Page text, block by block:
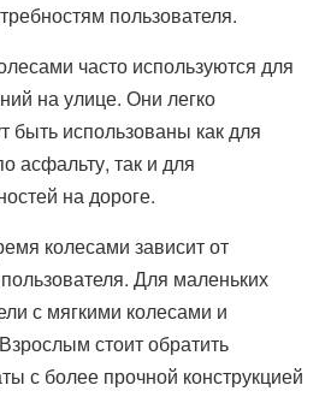
пользователя.
часто используются для
на улице. Они легко
быть использованы как для
асфальту, так и для
на дороге.
колесами зависит от
Для маленьких
с мягкими колесами и
стоит обратить
с более прочной конструкцией